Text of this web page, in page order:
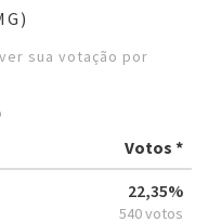
sua votação por
Votos *
22,35%
540 votos